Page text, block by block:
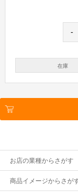
-
在庫
お店の業種からさがす
商品イメージからさが